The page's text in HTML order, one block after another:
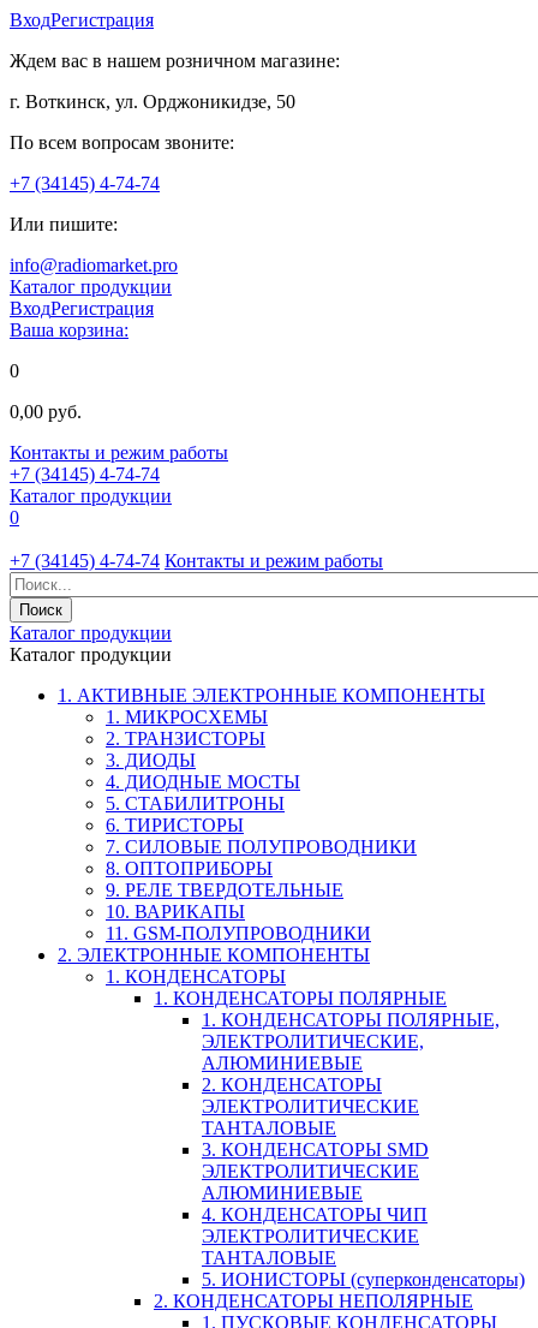
ВходРегистрация
Ждем вас в нашем розничном магазине:
г. Воткинск, ул. Орджоникидзе, 50
По всем вопросам звоните:
+7 (34145) 4-74-74
Или пишите:
info@radiomarket.pro
Каталог продукции
ВходРегистрация
Ваша корзина:
0
0,00 руб.
Контакты и режим работы
+7 (34145) 4-74-74
Каталог продукции
0
+7 (34145) 4-74-74 Контакты и режим работы
Каталог продукции
Каталог продукции
1. АКТИВНЫЕ ЭЛЕКТРОННЫЕ КОМПОНЕНТЫ
1. МИКРОСХЕМЫ
2. ТРАНЗИСТОРЫ
3. ДИОДЫ
4. ДИОДНЫЕ МОСТЫ
5. СТАБИЛИТРОНЫ
6. ТИРИСТОРЫ
7. СИЛОВЫЕ ПОЛУПРОВОДНИКИ
8. ОПТОПРИБОРЫ
9. РЕЛЕ ТВЕРДОТЕЛЬНЫЕ
10. ВАРИКАПЫ
11. GSM-ПОЛУПРОВОДНИКИ
2. ЭЛЕКТРОННЫЕ КОМПОНЕНТЫ
1. КОНДЕНСАТОРЫ
1. КОНДЕНСАТОРЫ ПОЛЯРНЫЕ
1. КОНДЕНСАТОРЫ ПОЛЯРНЫЕ,
ЭЛЕКТРОЛИТИЧЕСКИЕ,
АЛЮМИНИЕВЫЕ
2. КОНДЕНСАТОРЫ
ЭЛЕКТРОЛИТИЧЕСКИЕ
ТАНТАЛОВЫЕ
3. КОНДЕНСАТОРЫ SMD
ЭЛЕКТРОЛИТИЧЕСКИЕ
АЛЮМИНИЕВЫЕ
4. КОНДЕНСАТОРЫ ЧИП
ЭЛЕКТРОЛИТИЧЕСКИЕ
ТАНТАЛОВЫЕ
5. ИОНИСТОРЫ (суперконденсаторы)
2. КОНДЕНСАТОРЫ НЕПОЛЯРНЫЕ
1. ПУСКОВЫЕ КОНДЕНСАТОРЫ